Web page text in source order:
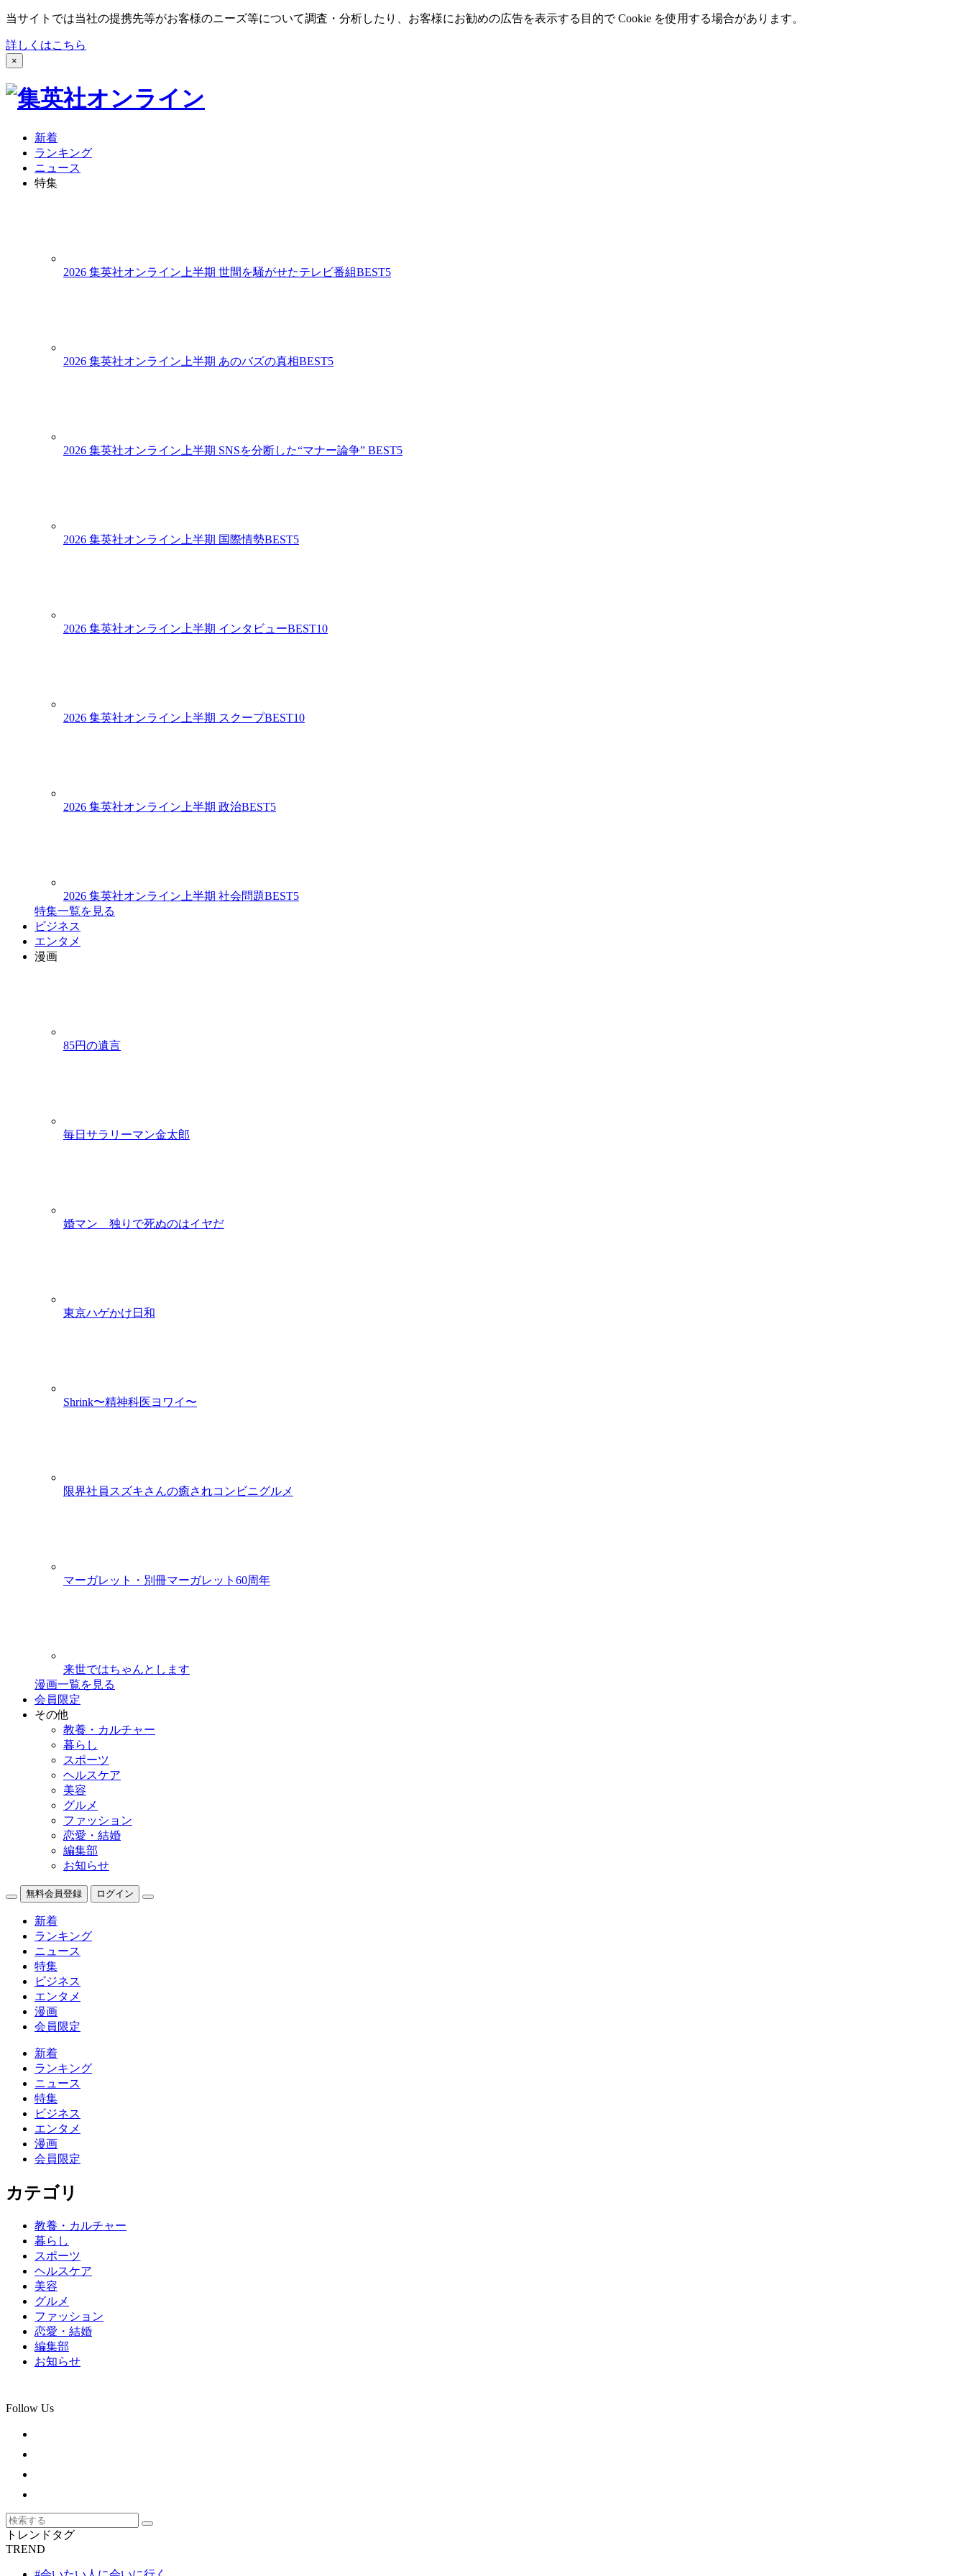
当サイトでは当社の提携先等がお客様のニーズ等について調査・分析したり、お客様にお勧めの広告を表示する目的で Cookie を使用する場合があります。
詳しくはこちら
×
新着
ランキング
ニュース
特集
2026 集英社オンライン上半期 世間を騒がせたテレビ番組BEST5
2026 集英社オンライン上半期 あのバズの真相BEST5
2026 集英社オンライン上半期 SNSを分断した“マナー論争” BEST5
2026 集英社オンライン上半期 国際情勢BEST5
2026 集英社オンライン上半期 インタビューBEST10
2026 集英社オンライン上半期 スクープBEST10
2026 集英社オンライン上半期 政治BEST5
2026 集英社オンライン上半期 社会問題BEST5
特集一覧を見る
ビジネス
エンタメ
漫画
85円の遺言
毎日サラリーマン金太郎
婚マン 独りで死ぬのはイヤだ
東京ハゲかけ日和
Shrink〜精神科医ヨワイ〜
限界社員スズキさんの癒されコンビニグルメ
マーガレット・別冊マーガレット60周年
来世ではちゃんとします
漫画一覧を見る
会員限定
その他
教養・カルチャー
暮らし
スポーツ
ヘルスケア
美容
グルメ
ファッション
恋愛・結婚
編集部
お知らせ
無料会員登録 ログイン
新着
ランキング
ニュース
特集
ビジネス
エンタメ
漫画
会員限定
新着
ランキング
ニュース
特集
ビジネス
エンタメ
漫画
会員限定
カテゴリ
教養・カルチャー
暮らし
スポーツ
ヘルスケア
美容
グルメ
ファッション
恋愛・結婚
編集部
お知らせ
Follow Us
トレンドタグ
TREND